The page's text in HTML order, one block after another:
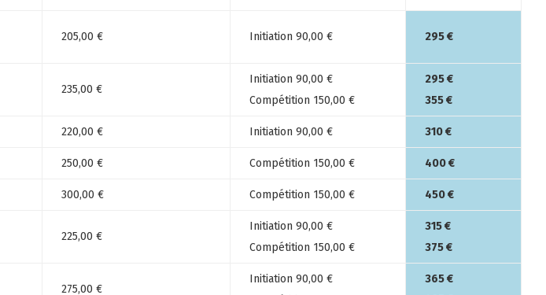
205,00 € Initiation 90,00 € 295 €
235,00 €
Initiation 90,00 €
Compétition 150,00 €
295 €
355 €
220,00 € Initiation 90,00 € 310 €
250,00 € Compétition 150,00 € 400 €
300,00 € Compétition 150,00 € 450 €
225,00 €
Initiation 90,00 €
Compétition 150,00 €
315 €
375 €
275,00 €
Initiation 90,00 €
365 €